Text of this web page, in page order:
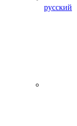
русский